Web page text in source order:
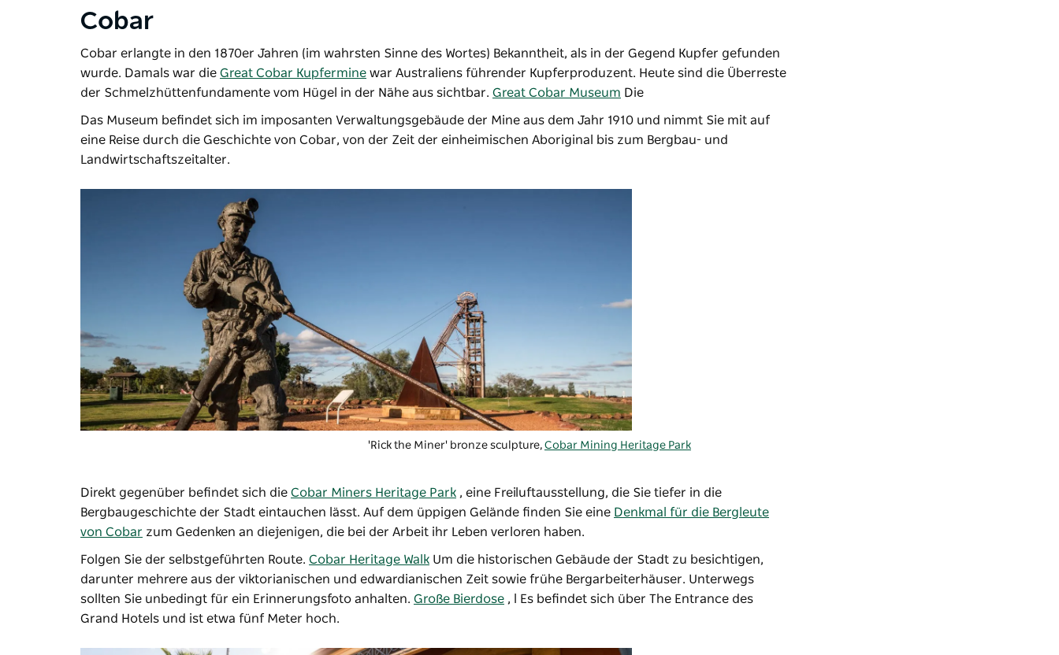
Cobar
Cobar erlangte in den 1870er Jahren (im wahrsten Sinne des Wortes) Bekanntheit, als in der Gegend Kupfer gefunden
wurde. Damals war die Great Cobar Kupfermine war Australiens führender Kupferproduzent. Heute sind die Überreste
der Schmelzhüttenfundamente vom Hügel in der Nähe aus sichtbar. Great Cobar Museum Die
Das Museum befindet sich im imposanten Verwaltungsgebäude der Mine aus dem Jahr 1910 und nimmt Sie mit auf
eine Reise durch die Geschichte von Cobar, von der Zeit der einheimischen Aboriginal bis zum Bergbau- und
Landwirtschaftszeitalter.
'Rick the Miner' bronze sculpture, Cobar Mining Heritage Park
Direkt gegenüber befindet sich die Cobar Miners Heritage Park , eine Freiluftausstellung, die Sie tiefer in die
Bergbaugeschichte der Stadt eintauchen lässt. Auf dem üppigen Gelände finden Sie eine Denkmal für die Bergleute
von Cobar zum Gedenken an diejenigen, die bei der Arbeit ihr Leben verloren haben.
Folgen Sie der selbstgeführten Route. Cobar Heritage Walk Um die historischen Gebäude der Stadt zu besichtigen,
darunter mehrere aus der viktorianischen und edwardianischen Zeit sowie frühe Bergarbeiterhäuser. Unterwegs
sollten Sie unbedingt für ein Erinnerungsfoto anhalten. Große Bierdose , l
Es befindet sich über The Entrance des
Grand Hotels und ist etwa fünf Meter hoch.